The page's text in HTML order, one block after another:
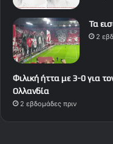
Τα
2
Φιλική ήττα με 3-0 για
Ολλανδία
2 εβδομάδες πριν